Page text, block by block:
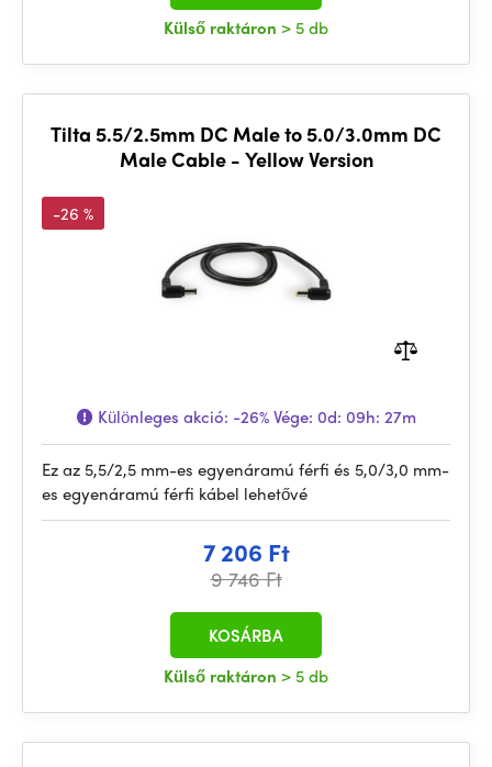
Külső raktáron > 5 db
Tilta 5.5/2.5mm DC Male to 5.0/3.0mm DC
Male Cable - Yellow Version
-26 %
Különleges akció: -26%Vége: 0d: 09h: 27m
Ez az 5,5/2,5 mm-es egyenáramú férfi és 5,0/3,0 mm-
es egyenáramú férfi kábel lehetővé
7 206 Ft
9 746 Ft
Külső raktáron > 5 db
KOSÁRBA